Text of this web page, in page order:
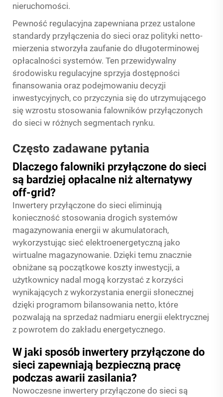
nieruchomości.
Pewność regulacyjna zapewniana przez ustalone
standardy przyłączenia do sieci oraz polityki netto-
mierzenia stworzyła zaufanie do długoterminowej
opłacalności systemów. Ten przewidywalny
środowisku regulacyjne sprzyja dostępności
finansowania oraz podejmowaniu decyzji
inwestycyjnych, co przyczynia się do utrzymującego
się wzrostu stosowania falowników przyłączonych
do sieci w różnych segmentach rynku.
Często zadawane pytania
Dlaczego falowniki przyłączone do sieci
są bardziej opłacalne niż alternatywy
off-grid?
Inwertery przyłączone do sieci eliminują
konieczność stosowania drogich systemów
magazynowania energii w akumulatorach,
wykorzystując sieć elektroenergetyczną jako
wirtualne magazynowanie. Dzięki temu znacznie
obniżane są początkowe koszty inwestycji, a
użytkownicy nadal mogą korzystać z korzyści
wynikających z wykorzystania energii słonecznej
dzięki programom bilansowania netto, które
pozwalają na sprzedaż nadmiaru energii elektrycznej
z powrotem do zakładu energetycznego.
W jaki sposób inwertery przyłączone do
sieci zapewniają bezpieczną pracę
podczas awarii zasilania?
Nowoczesne inwertery przyłączone do sieci są